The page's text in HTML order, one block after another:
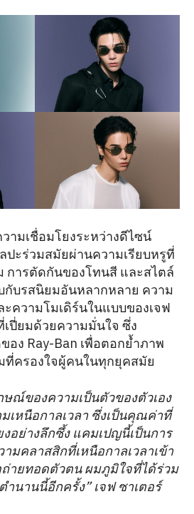
ามเชื่อมโยงระหว่างดีไซน์
ปะร่วมสมัยผ่านความเรียบหรูที่
การตัดกันของโทนสี และสไตล์
บรสนิยมอันหลากหลาย ความ
ความโมเดิร์นในแบบของเจฟ
ปี่ยมด้วยความมั่นใจ ซึ่ง
ง Ray-Ban เพื่อตอกย้ำภาพ
ครองใจผู้คนในทุกยุคสมัย
ษณ์ของความเป็นตัวของตัวเอง
เหนือกาลเวลา ซึ่งเป็นคุณค่าที่
อย่างลึกซึ้ง แคมเปญนี้เป็นการ
มคลาสสิกที่เหนือกาลเวลาเข้า
ายทอดตัวตน ผมภูมิใจที่ได้ร่วม
นานนี้อีกครั้ง” เจฟ ซาเตอร์